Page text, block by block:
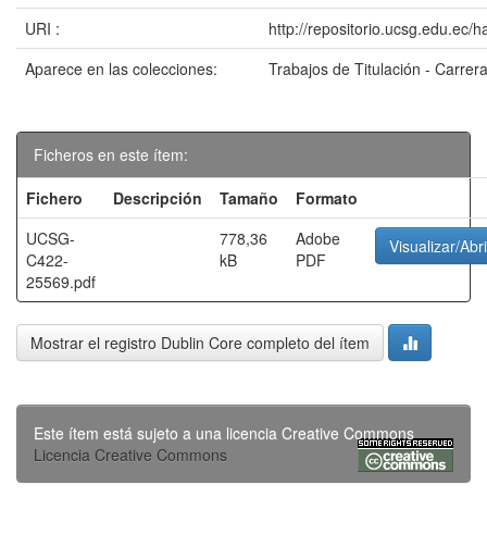
URI :
http://repositorio.ucsg.edu.ec/
Aparece en las colecciones:
Trabajos de Titulación -
Ficheros en este ítem:
Fichero
Descripción Tamaño
Formato
UCSG-
C422-
25569.pdf
778,36
kB
Adobe
PDF
Visualizar/
Mostrar el registro Dublin Core completo del ítem
Este ítem está sujeto a una licencia Creative Commons
Licencia Creative Commons